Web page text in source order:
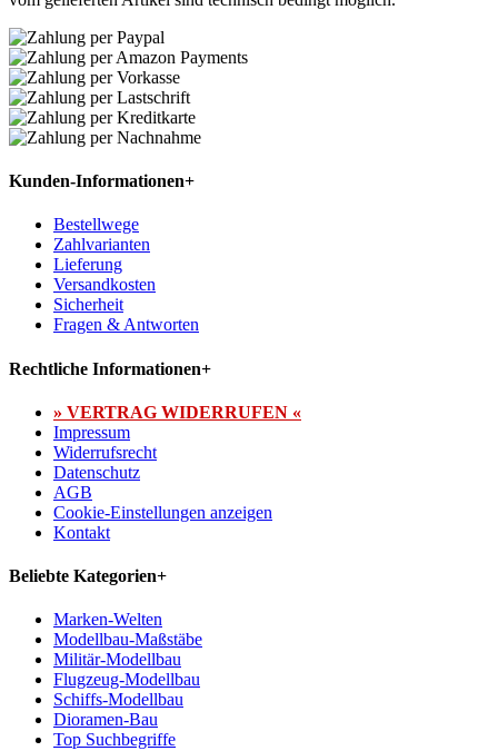
Kunden-Informationen+
Bestellwege
Zahlvarianten
Lieferung
Versandkosten
Sicherheit
Fragen & Antworten
Rechtliche Informationen+
» VERTRAG WIDERRUFEN «
Impressum
Widerrufsrecht
Datenschutz
AGB
Cookie-Einstellungen anzeigen
Kontakt
Beliebte Kategorien+
Marken-Welten
Modellbau-Maßstäbe
Militär-Modellbau
Flugzeug-Modellbau
Schiffs-Modellbau
Dioramen-Bau
Top Suchbegriffe